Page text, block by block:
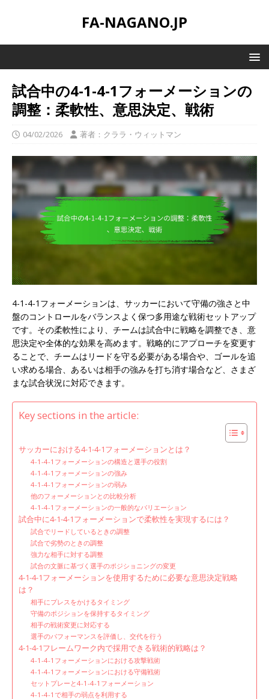
FA-NAGANO.JP
試合中の4-1-4-1フォーメーションの
調整：柔軟性、意思決定、戦術
04/02/2026 著者：クララ・ウィットマン
4-1-4-1フォーメーションは、サッカーにおいて守備の強さと中
盤のコントロールをバランスよく保つ多用途な戦術セットアップ
です。その柔軟性により、チームは試合中に戦略を調整でき、意
思決定や全体的な効果を高めます。戦略的にアプローチを変更す
ることで、チームはリードを守る必要がある場合や、ゴールを追
い求める場合、あるいは相手の強みを打ち消す場合など、さまざ
まな試合状況に対応できます。
Key sections in the article:
サッカーにおける4-1-4-1フォーメーションとは？
4-1-4-1フォーメーションの構造と選手の役割
4-1-4-1フォーメーションの強み
4-1-4-1フォーメーションの弱み
他のフォーメーションとの比較分析
4-1-4-1フォーメーションの一般的なバリエーション
試合中に4-1-4-1フォーメーションで柔軟性を実現するには？
試合でリードしているときの調整
試合で劣勢のときの調整
強力な相手に対する調整
試合の文脈に基づく選手のポジショニングの変更
4-1-4-1フォーメーションを使用するために必要な意思決定戦略
は？
相手にプレスをかけるタイミング
守備のポジションを保持するタイミング
相手の戦術変更に対応する
選手のパフォーマンスを評価し、交代を行う
4-1-4-1フレームワーク内で採用できる戦術的戦略は？
4-1-4-1フォーメーションにおける攻撃戦術
4-1-4-1フォーメーションにおける守備戦術
セットプレーと4-1-4-1フォーメーション
4-1-4-1で相手の弱点を利用する